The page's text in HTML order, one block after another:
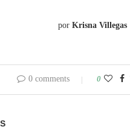
por Krisna Villegas
0 comments 0